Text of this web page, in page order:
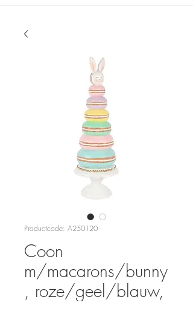
Productcode: A250120
Coon
m/macarons/bunny
, roze/geel/blauw,